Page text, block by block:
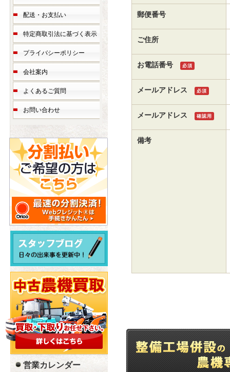
郵便番号
ご住所
お電話番号 必須
メールアドレス 必須
メールアドレス 確認用
備考
配送・お支払い
特定商取引法に基づく表示
プライバシーポリシー
会社案内
よくあるご質問
お問い合わせ
営業カレンダー